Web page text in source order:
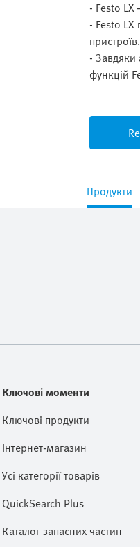
- Festo LX
- Festo
- Завдяки
функцій
Продукти
Ключові моменти
Ключові продукти
Інтернет-магазин
Усі категорії товарів
QuickSearch Plus
Каталог запасних частин